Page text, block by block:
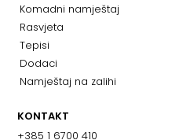
Komadni namještaj
Rasvjeta
Tepisi
Dodaci
Namještaj na zalihi
KONTAKT
+385 1 6700 410